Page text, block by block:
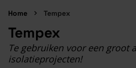
Home Tempex
Tempex
Te gebruiken voor een groot
isolatieprojecten!